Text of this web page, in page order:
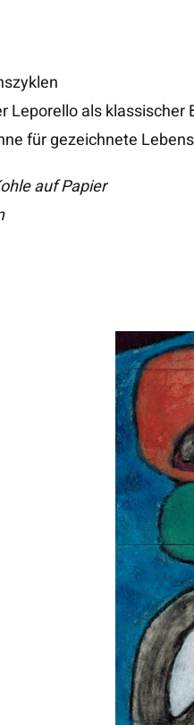
Leporello als klassischer
für gezeichnete
auf Papier